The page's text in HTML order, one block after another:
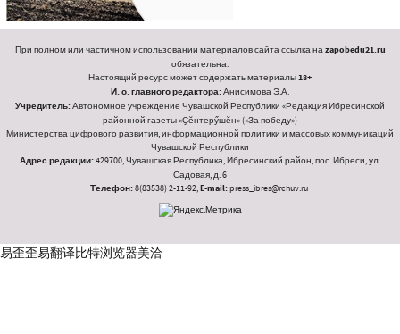
При полном или частичном использовании материалов сайта ссылка наzapobedu21.ru
обязательна.
Настоящий ресурс может содержать материалы18+
И. о. главного редактора:Анисимова Э.А.
Учредитель:Автономное учреждение Чувашской Республики «Редакция Ибресинской
районной газеты «Ҫӗнтерӳшӗн» («За победу»)
Министерства цифрового развития, информационной политики и массовых коммуникаций
Чувашской Республики
Адрес редакции:429700, Чувашская Республика, Ибресинский район, пос. Ибреси, ул.
Садовая, д. 6
Телефон:8(83538) 2-11-92,E-mail:press_ibres@rchuv.ru
易歪歪易翻译比特浏览器美洽